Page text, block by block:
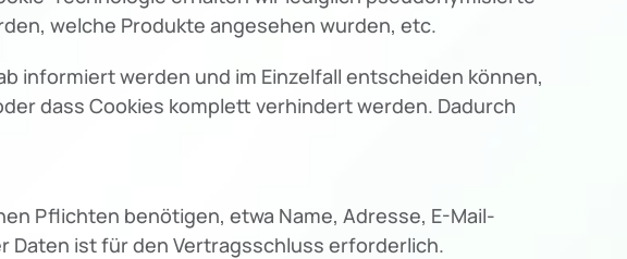
welche Produkte angesehen wurden, etc.
informiert werden und im Einzelfall entscheiden können,
dass Cookies komplett verhindert werden. Dadurch
Pflichten benötigen, etwa Name, Adresse, E-Mail-
Daten ist für den Vertragsschluss erforderlich.